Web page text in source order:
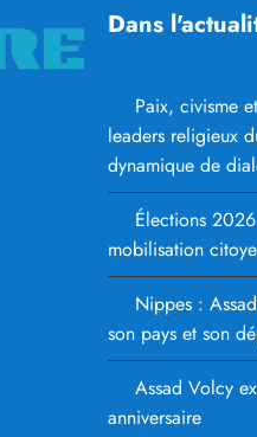
Dans
Paix, civisme
leaders religieux
dynamique de
Élections
mobilisation
Nippes :
son pays et son
Assad Volcy
anniversaire